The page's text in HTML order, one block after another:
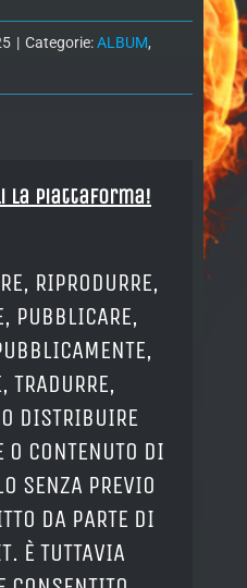
| Categorie:ALBUM,
la piattaforma!
RIPRODURRE,
PUBBLICARE,
TRADURRE,
DISTRIBUIRE
O CONTENUTO DI
SENZA PREVIO
DA PARTE DI
È TUTTAVIA